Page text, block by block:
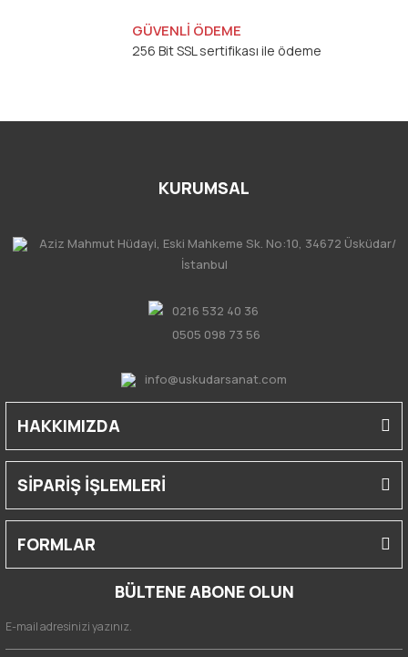
GÜVENLİ ÖDEME
256 Bit SSL sertifikası ile ödeme
KURUMSAL
Aziz Mahmut Hüdayi, Eski Mahkeme Sk. No:10, 34672 Üsküdar/
İstanbul
0216 532 40 36
0505 098 73 56
info@uskudarsanat.com
HAKKIMIZDA
SİPARİŞ İŞLEMLERİ
FORMLAR
BÜLTENE ABONE OLUN